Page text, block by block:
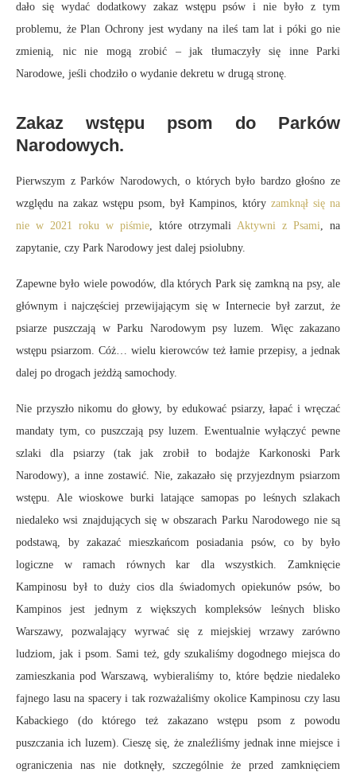
dało się wydać dodatkowy zakaz wstępu psów i nie było z tym
problemu, że Plan Ochrony jest wydany na ileś tam lat i póki go nie
zmienią, nic nie mogą zrobić – jak tłumaczyły się inne Parki
Narodowe, jeśli chodziło o wydanie dekretu w drugą stronę.
Zakaz wstępu psom do Parków
Narodowych.
Pierwszym z Parków Narodowych, o których było bardzo głośno ze
względu na zakaz wstępu psom, był Kampinos, który zamknął się na
nie w 2021 roku w piśmie, które otrzymali Aktywni z Psami, na
zapytanie, czy Park Narodowy jest dalej psiolubny.
Zapewne było wiele powodów, dla których Park się zamkną na psy, ale
głównym i najczęściej przewijającym się w Internecie był zarzut, że
psiarze puszczają w Parku Narodowym psy luzem. Więc zakazano
wstępu psiarzom. Cóż… wielu kierowców też łamie przepisy, a jednak
dalej po drogach jeżdżą samochody.
Nie przyszło nikomu do głowy, by edukować psiarzy, łapać i wręczać
mandaty tym, co puszczają psy luzem. Ewentualnie wyłączyć pewne
szlaki dla psiarzy (tak jak zrobił to bodajże Karkonoski Park
Narodowy), a inne zostawić. Nie, zakazało się przyjezdnym psiarzom
wstępu. Ale wioskowe burki latające samopas po leśnych szlakach
niedaleko wsi znajdujących się w obszarach Parku Narodowego nie są
podstawą, by zakazać mieszkańcom posiadania psów, co by było
logiczne w ramach równych kar dla wszystkich. Zamknięcie
Kampinosu był to duży cios dla świadomych opiekunów psów, bo
Kampinos jest jednym z większych kompleksów leśnych blisko
Warszawy, pozwalający wyrwać się z miejskiej wrzawy zarówno
ludziom, jak i psom. Sami też, gdy szukaliśmy dogodnego miejsca do
zamieszkania pod Warszawą, wybieraliśmy to, które będzie niedaleko
fajnego lasu na spacery i tak rozważaliśmy okolice Kampinosu czy lasu
Kabackiego (do którego też zakazano wstępu psom z powodu
puszczania ich luzem). Cieszę się, że znaleźliśmy jednak inne miejsce i
ograniczenia nas nie dotknęły, szczególnie że przed zamknięciem